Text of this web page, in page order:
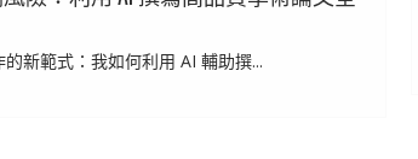
的新範式：我如何利用 AI 輔助撰...